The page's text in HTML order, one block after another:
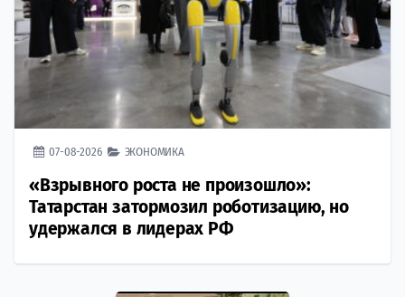
07-08-2026 ЭКОНОМИКА
«Взрывного роста не произошло»:
Татарстан затормозил роботизацию, но
удержался в лидерах РФ